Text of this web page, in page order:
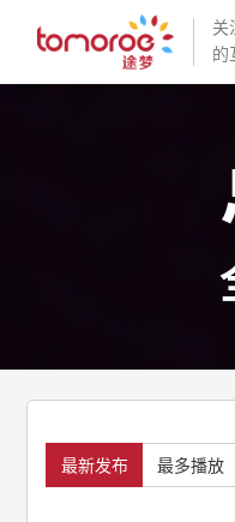
关
的
最新发布 最多播放